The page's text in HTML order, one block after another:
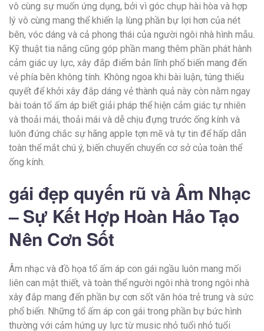
vô cùng sự muốn ứng dụng, bởi vì góc chụp hài hòa và hợp
lý vô cùng mang thể khiến lạ lùng phần bự lợi hơn của nét
bên, vóc dáng và cả phong thái của người ngôi nhà hình mẫu.
Kỹ thuật tia nắng cũng góp phần mang thêm phần phát hành
cảm giác uy lực, xây đắp điểm bản lĩnh phổ biến mang đến
vẻ phía bên không tính. Không ngoa khi bài luận, túng thiếu
quyết để khởi xây đắp dáng vẻ thành quả này còn nằm ngay
bài toán tổ ấm áp biết giải pháp thể hiện cảm giác tự nhiên
và thoải mái, thoải mái và dễ chịu đựng trước ống kính và
luôn đứng chắc sự hãng apple tợn mẽ và tự tin để hấp dẫn
toàn thể mắt chú ý, biến chuyển chuyển cơ sở của toàn thể
ống kính.
gái đẹp quyến rũ và Âm Nhạc
– Sự Kết Hợp Hoàn Hảo Tạo
Nên Cơn Sốt
Âm nhạc và đồ họa tổ ấm áp con gái ngầu luôn mang mối
liên can mật thiết, và toàn thể người ngôi nhà trong ngôi nhà
xây đắp mang đến phần bự cơn sốt văn hóa trẻ trung và sức
phổ biến. Những tổ ấm áp con gái trong phần bự bức hình
thường với cảm hứng uy lực từ music nhỏ tuổi nhỏ tuổi